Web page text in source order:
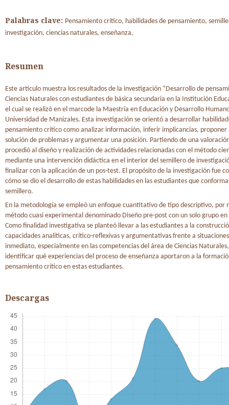
Palabras clave: Pensamiento crítico, habilidades de pensamiento,
investigación, ciencias naturales, enseñanza,
Resumen
Este artículo muestra los resultados de la investigación “Desarrollo de
Ciencias Naturales con estudiantes de básica secundaria en la Institución
el cual se realizó en el marcode la Maestría en Educación y Desarrollo
Universidad de Manizales. Esta investigación se orientó a desarrollar
pensamiento crítico como analizar información, inferir implicancias,
solución de problemas y argumentar una posición. Partiendo de una
procedió al diseño y realización de actividades relacionadas con el método
mediante una intervención didáctica en el interior del semillero de
finalizar con la aplicación de un pos-test. El propósito de la investigación fue
cómo se dio el desarrollo de estas habilidades en las estudiantes que
semillero.
En la metodología se empleó un enfoque cuantitativo de tipo descriptivo, por
método cuasi experimental denominado Diseño pre-post con un solo grupo
Como finalidad investigativa se planteó llevar a las estudiantes a la
capacidades analíticas, crítico-reflexivas y argumentativas frente a
inmediato, especialmente en las competencias del área de Ciencias
identificar qué experiencias del proceso de enseñanza aportaron a la
pensamiento crítico en estas estudiantes.
Descargas